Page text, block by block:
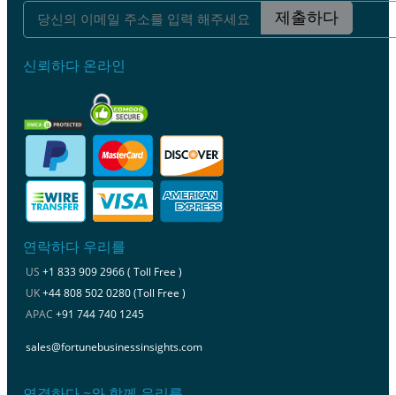
제출하다
신뢰하다 온라인
연락하다 우리를
US +1 833 909 2966 ( Toll Free )
UK+44 808 502 0280 (Toll Free )
APAC +91 744 740 1245
sales@fortunebusinessinsights.com